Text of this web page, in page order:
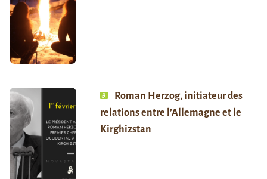
Roman Herzog, initiateur des
relations entre l’Allemagne et le
Kirghizstan